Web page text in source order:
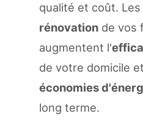
qualité et coût. Les
rénovation de vos
augmentent l'
de votre domicile
économies
long terme.